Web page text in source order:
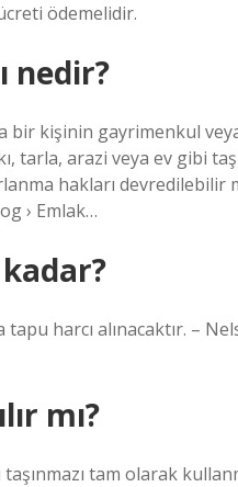
ödemelidir.
nedir?
bir kişinin gayrimenkul
tarla, arazi veya ev gibi
hakları devredilebilir
› Emlak…
harcı alınacaktır. –
mı?
tam olarak